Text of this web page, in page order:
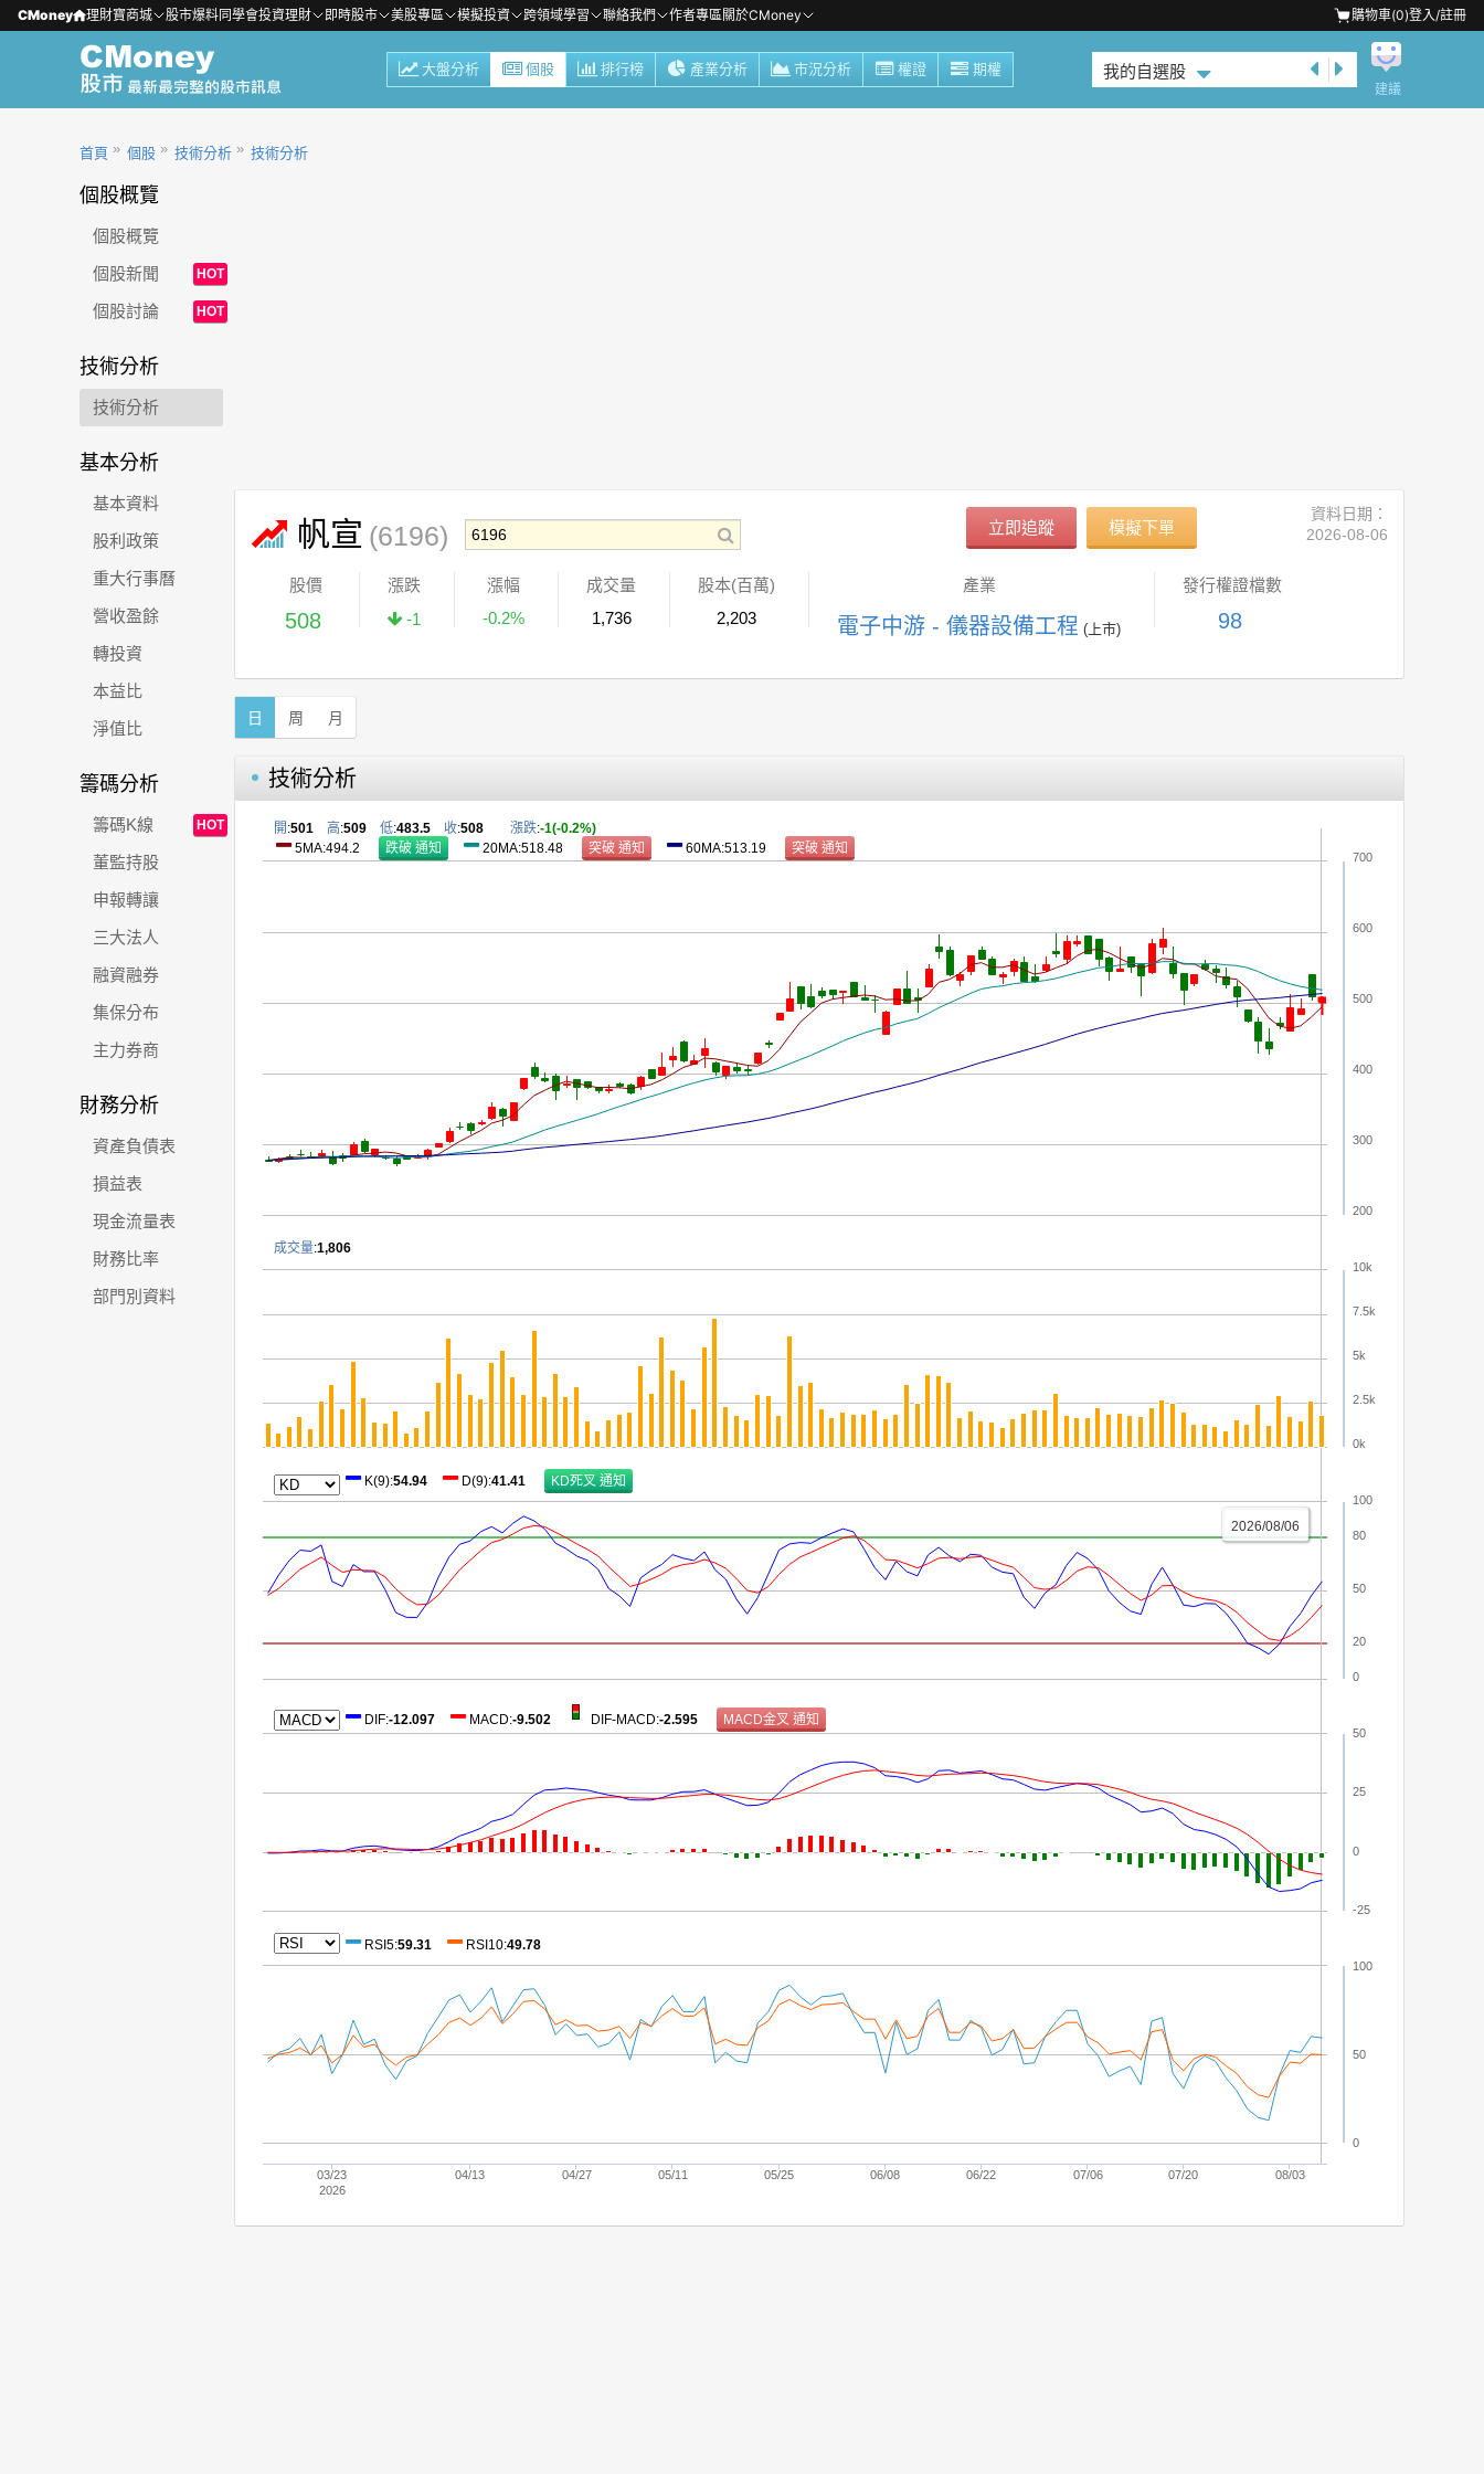
CMoney 理財寶商城 股市爆料同學會投資理財 即時股市 美股專區 模擬投資 跨領域學習 聯絡我們 作者專區關於CMoney 購物車(0)登入/註冊
大盤分析 個股 排行榜 產業分析 市況分析 權證 期權 我的自選股
建議
首頁 個股 技術分析 技術分析
個股概覽
個股概覽
個股新聞
HOT
個股討論 HOT
技術分析
技術分析
基本分析
基本資料
股利政策
重大行事曆
營收盈餘
轉投資
本益比
淨值比
籌碼分析
籌碼K線 HOT
董監持股
申報轉讓
三大法人
融資融券
集保分布
主力券商
財務分析
資產負債表
損益表
現金流量表
財務比率
部門別資料
帆宣 (6196) 立即追蹤 模擬下單
資料日期：
2026-08-06
股價
508
漲跌
-1
漲幅
-0.2%
成交量
1,736
股本(百萬)
2,203
產業
電子中游 - 儀器設備工程 (上市)
發行權證檔數
98
日 周 月
技術分析
04/13 04/27 05/11 05/25 06/08 06/22 07/06 07/20 08/03
03/23
2026
200
300
400
500
600
700
0k
2.5k
5k
7.5k
10k
0
20
50
80
100
-25
0
25
50
0
50
100
2026/08/06
開 :501 高:509 低:483.5 收:508 漲跌:-1(-0.2%)
5MA:494.2
20MA:518.48 60MA:513.19
成交量:1,806
K(9):54.94 D(9):41.41
DIF:-12.097 MACD:-9.502 DIF-MACD:-2.595
RSI5:59.31 RSI10:49.78